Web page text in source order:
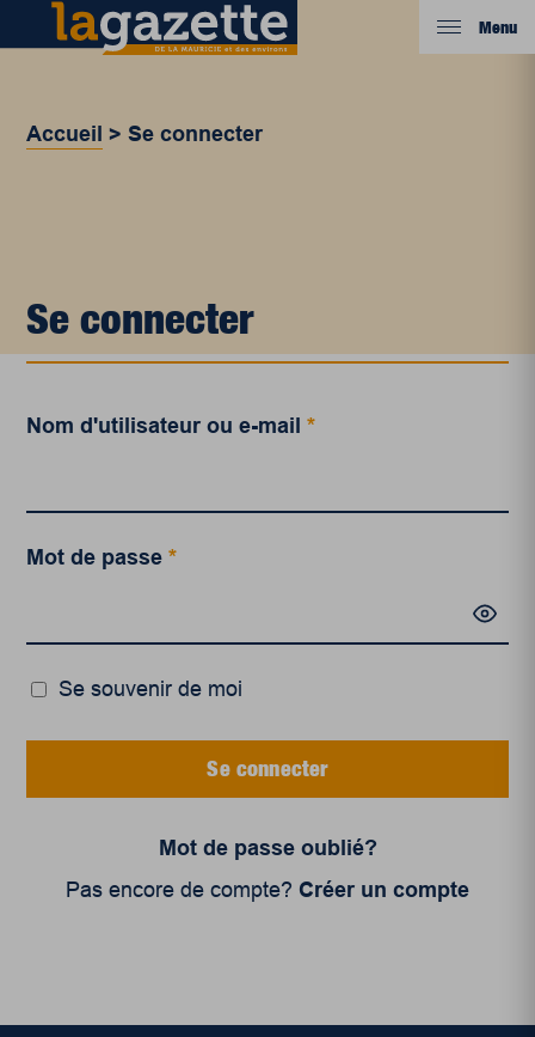
Menu
Accueil >Se connecter
Se connecter
Nom d'utilisateur ou e-mail*
Mot de passe*
Se souvenir de moi
Se connecter
Mot de passe oublié?
Pas encore de compte? Créer un compte